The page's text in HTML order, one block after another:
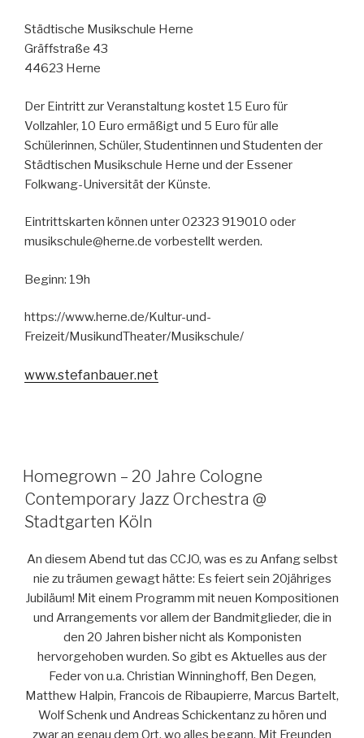
Städtische Musikschule Herne
Gräffstraße 43
44623 Herne
Der Eintritt zur Veranstaltung kostet 15 Euro für
Vollzahler, 10 Euro ermäßigt und 5 Euro für alle
Schülerinnen, Schüler, Studentinnen und Studenten der
Städtischen Musikschule Herne und der Essener
Folkwang-Universität der Künste.
Eintrittskarten können unter 02323 919010 oder
musikschule@herne.de vorbestellt werden.
Beginn: 19h
https://www.herne.de/Kultur-und-
Freizeit/MusikundTheater/Musikschule/
www.stefanbauer.net
Homegrown – 20 Jahre Cologne
Contemporary Jazz Orchestra @
Stadtgarten Köln
An diesem Abend tut das CCJO, was es zu Anfang selbst
nie zu träumen gewagt hätte: Es feiert sein 20jähriges
Jubiläum! Mit einem Programm mit neuen Kompositionen
und Arrangements vor allem der Bandmitglieder, die in
den 20 Jahren bisher nicht als Komponisten
hervorgehoben wurden. So gibt es Aktuelles aus der
Feder von u.a. Christian Winninghoff, Ben Degen,
Matthew Halpin, Francois de Ribaupierre, Marcus Bartelt,
Wolf Schenk und Andreas Schickentanz zu hören und
zwar an genau dem Ort, wo alles begann. Mit Freunden